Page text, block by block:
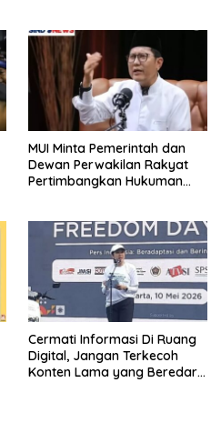
MUI Minta Pemerintah dan
Dewan Perwakilan Rakyat
Pertimbangkan Hukuman
Cermati Informasi Di Ruang
Digital, Jangan Terkecoh
Konten Lama yang Beredar